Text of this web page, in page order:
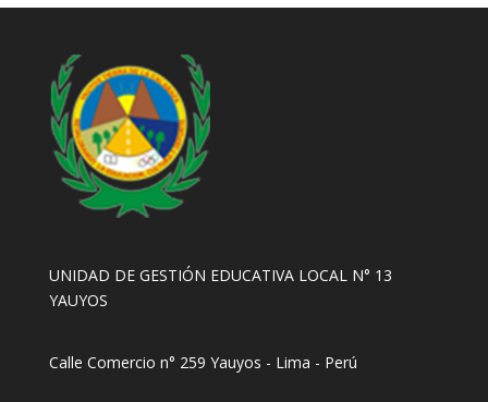
UNIDAD DE GESTIÓN EDUCATIVA LOCAL N° 13
YAUYOS
Calle Comercio n° 259 Yauyos - Lima - Perú